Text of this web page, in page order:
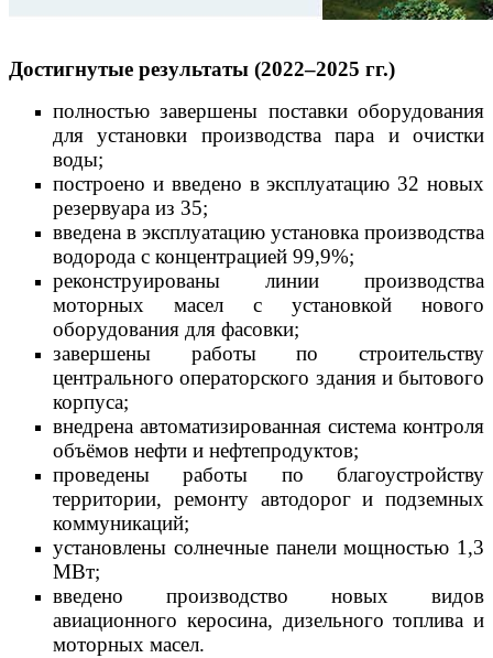
Достигнутые результаты (2022–2025 гг.)
полностью завершены поставки оборудования
для установки производства пара и очистки
воды;
построено и введено в эксплуатацию 32 новых
резервуара из 35;
введена в эксплуатацию установка производства
водорода с концентрацией 99,9%;
реконструированы линии производства
моторных масел с установкой нового
оборудования для фасовки;
завершены работы по строительству
центрального операторского здания и бытового
корпуса;
внедрена автоматизированная система контроля
объёмов нефти и нефтепродуктов;
проведены работы по благоустройству
территории, ремонту автодорог и подземных
коммуникаций;
установлены солнечные панели мощностью 1,3
МВт;
введено производство новых видов
авиационного керосина, дизельного топлива и
моторных масел.